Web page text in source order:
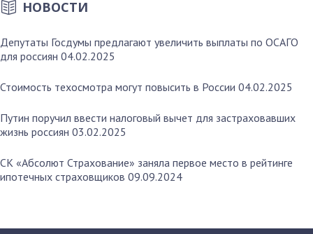
НОВОСТИ
Депутаты Госдумы предлагают увеличить выплаты по ОСАГО
для россиян 04.02.2025
Стоимость техосмотра могут повысить в России 04.02.2025
Путин поручил ввести налоговый вычет для застраховавших
жизнь россиян 03.02.2025
СК «Абсолют Страхование» заняла первое место в рейтинге
ипотечных страховщиков 09.09.2024